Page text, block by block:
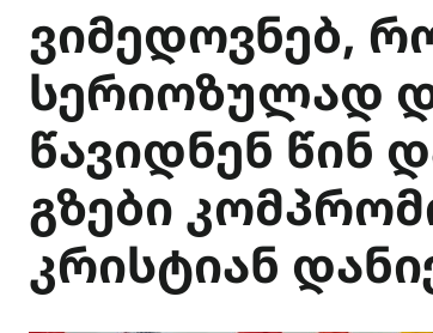
ვიმედოვნებ,
სერიოზულად
წავიდნენ წინ
გზები
კრისტიან